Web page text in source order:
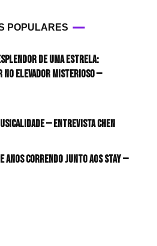
POPULARES
de uma estrela:
no elevador misterioso —
— Entrevista CHEN
anos correndo junto aos STAY —